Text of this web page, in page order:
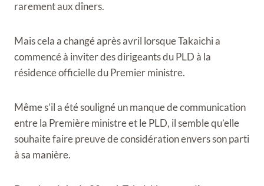
rarement aux dîners.
Mais cela a changé après avril lorsque Takaichi a
commencé à inviter des dirigeants du PLD à la
résidence officielle du Premier ministre.
Même s’il a été souligné un manque de communication
entre la Première ministre et le PLD, il semble qu’elle
souhaite faire preuve de considération envers son parti
à sa manière.